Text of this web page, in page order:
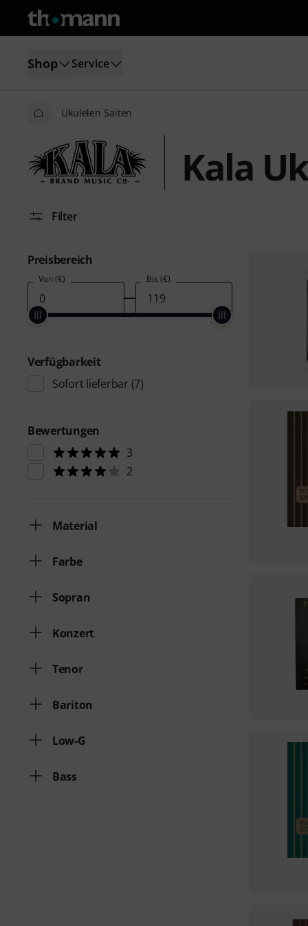
Shop Service
Ukulelen Saiten
Kala
Filter
Preisbereich
Von (€) Bis (€)
Verfügbarkeit
Sofort lieferbar (7)
Bewertungen
3
2
Material
Farbe
Sopran
Konzert
Tenor
Bariton
Low-G
Bass